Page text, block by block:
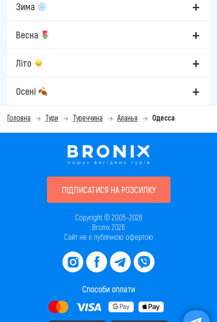
Зима
Весна
Літо
Осені
Головна Тури Туреччина Аланья Одесса
ПІДПИСАТИСЯ НА РОЗСИЛКУ
Copyright © 2005–2026
Bronix 2026
Сайт не є публічною офертою
Способи оплати